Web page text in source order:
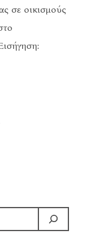
σε οικισμούς